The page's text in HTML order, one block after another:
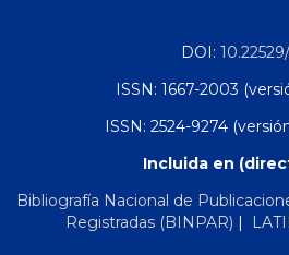
DOI:
ISSN: 1667-2003
ISSN: 2524-9274
Incluida en
Bibliografía Nacional de
Registradas (BINPAR) |